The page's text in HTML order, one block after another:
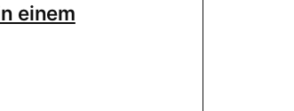
einem